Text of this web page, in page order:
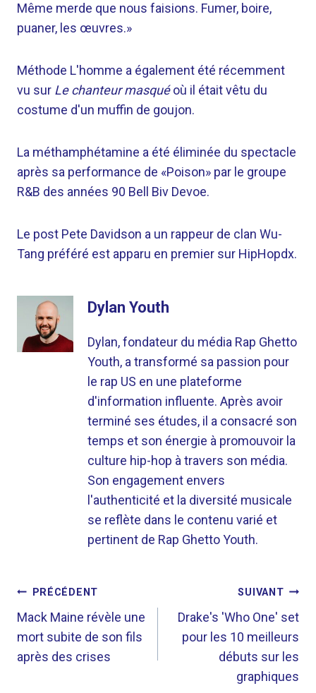
Même merde que nous faisions. Fumer, boire,
puaner, les œuvres.»
Méthode L'homme a également été récemment
vu sur Le chanteur masquéoù il était vêtu du
costume d'un muffin de goujon.
La méthamphétamine a été éliminée du spectacle
après sa performance de «Poison» par le groupe
R&B des années 90 Bell Biv Devoe.
Le post Pete Davidson a un rappeur de clan Wu-
Tang préféré est apparu en premier sur HipHopdx.
Dylan Youth
Dylan, fondateur du média Rap Ghetto
Youth, a transformé sa passion pour
le rap US en une plateforme
d'information influente. Après avoir
terminé ses études, il a consacré son
temps et son énergie à promouvoir la
culture hip-hop à travers son média.
Son engagement envers
l'authenticité et la diversité musicale
se reflète dans le contenu varié et
pertinent de Rap Ghetto Youth.
NAVIGATION
DE
L’ARTICLE
PRÉCÉDENT
Mack Maine révèle une
mort subite de son fils
après des crises
SUIVANT
Drake's 'Who One' set
pour les 10 meilleurs
débuts sur les
graphiques